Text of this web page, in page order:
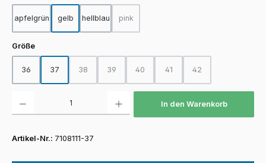
apfelgrün gelb hellblau pink
(Diese Option ist zurzeit nicht verfügbar.)
Größeauswählen
36 37 38
(Diese Option ist zurzeit nicht verfügbar.)
39
(Diese Option ist zurzeit nicht verfügbar.)
40
(Diese Option ist zurzeit nicht
41
(Diese Option ist zurzeit
42
(Diese Option ist
In den Warenkorb
Artikel-Nr.: 7108111-37